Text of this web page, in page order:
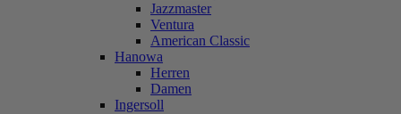
Jazzmaster
Ventura
American Classic
Hanowa
Herren
Damen
Ingersoll